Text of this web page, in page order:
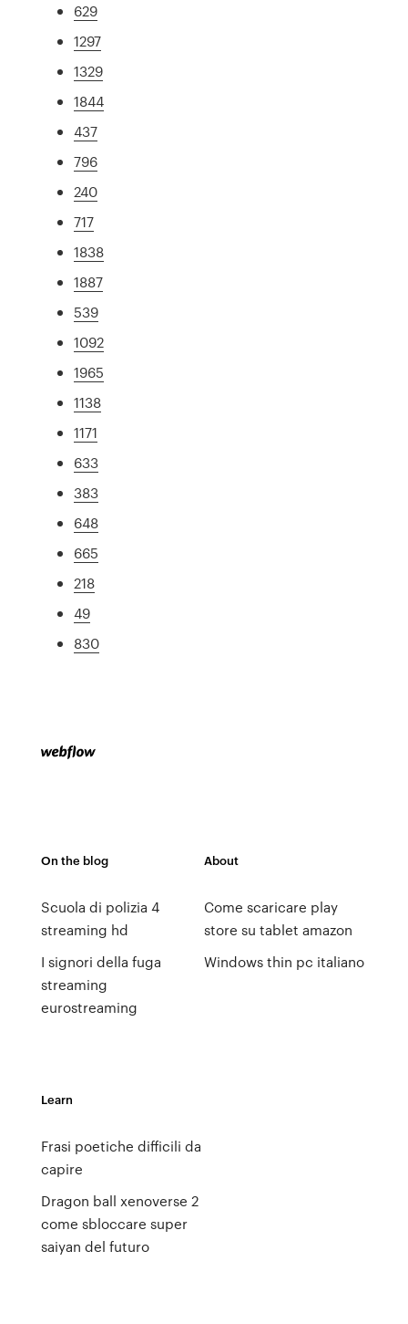
629
1297
1329
1844
437
796
240
717
1838
1887
539
1092
1965
1138
1171
633
383
648
665
218
49
830
On the blog
Scuola di polizia 4
streaming hd
I signori della fuga
streaming
eurostreaming
About
Come scaricare play
store su tablet amazon
Windows thin pc italiano
Learn
Frasi poetiche difficili da
capire
Dragon ball xenoverse 2
come sbloccare super
saiyan del futuro